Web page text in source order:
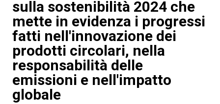
sulla sostenibilità 2024 che
mette in evidenza i progressi
fatti nell'innovazione dei
prodotti circolari, nella
responsabilità delle
emissioni e nell'impatto
globale